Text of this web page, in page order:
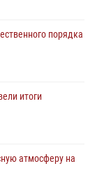
супругепорядка
итоги
атмосферу на